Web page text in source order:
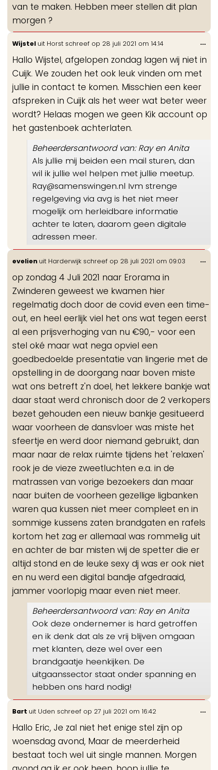
van te maken. Hebben meer stellen dit plan
morgen ?
Wijstel uit Horst schreef op 28 juli 2021 om 14:14
Hallo Wijstel, afgelopen zondag lagen wij niet in
Cuijk. We zouden het ook leuk vinden om met
jullie in contact te komen. Misschien een keer
afspreken in Cuijk als het weer wat beter weer
wordt? Helaas mogen we geen Kik account op
het gastenboek achterlaten.
Beheerdersantwoord van: Ray en Anita
Als jullie mij beiden een mail sturen, dan
wil ik jullie wel helpen met jullie meetup.
Ray@samenswingen.nl Ivm strenge
regelgeving via avg is het niet meer
mogelijk om herleidbare informatie
achter te laten, daarom geen digitale
adressen meer.
...
evelien uit Harderwijk schreef op 28 juli 2021 om 09:03
op zondag 4 Juli 2021 naar Erorama in
Zwinderen geweest we kwamen hier
regelmatig doch door de covid even een time-
out, en heel eerlijk viel het ons wat tegen eerst
al een prijsverhoging van nu €90,- voor een
stel oké maar wat nega opviel een
goedbedoelde presentatie van lingerie met de
opstelling in de doorgang naar boven miste
wat ons betreft z'n doel, het lekkere bankje wat
daar staat werd chronisch door de 2 verkopers
bezet gehouden een nieuw bankje gesitueerd
waar voorheen de dansvloer was miste het
sfeertje en werd door niemand gebruikt, dan
maar naar de relax ruimte tijdens het 'relaxen'
rook je de vieze zweetluchten e.a. in de
matrassen van vorige bezoekers dan maar
naar buiten de voorheen gezellige ligbanken
waren qua kussen niet meer compleet en in
sommige kussens zaten brandgaten en rafels
kortom het zag er allemaal was rommelig uit
en achter de bar misten wij de spetter die er
altijd stond en de leuke sexy dj was er ook niet
en nu werd een digital bandje afgedraaid,
jammer voorlopig maar even niet meer.
Beheerdersantwoord van: Ray en Anita
Ook deze ondernemer is hard getroffen
en ik denk dat als ze vrij blijven omgaan
met klanten, deze wel over een
brandgaatje heenkijken. De
uitgaanssector staat onder spanning en
hebben ons hard nodig!
...
Bart uit Uden schreef op 27 juli 2021 om 16:42
Hallo Eric, Je zal niet het enige stel zijn op
woensdag avond, Maar de meerderheid
bestaat toch wel uit single mannen. Morgen
...